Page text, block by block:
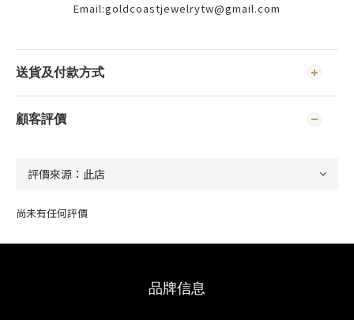
Email:goldcoastjewelrytw@gmail.com
送貨及付款方式
顧客評價
尚未有任何評價
品牌信息